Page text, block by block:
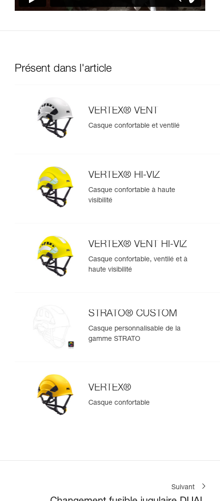
Présent dans l'article
VERTEX® VENT
Casque confortable et ventilé
VERTEX® HI-VIZ
Casque confortable à haute
visibilité
VERTEX® VENT HI-VIZ
Casque confortable, ventilé et à
haute visibilité
STRATO® CUSTOM
Casque personnalisable de la
gamme STRATO
VERTEX®
Casque confortable
Suivant